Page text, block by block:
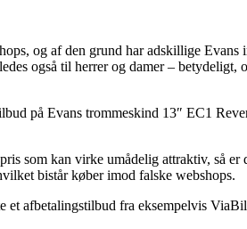
og af den grund har adskillige Evans
også til herrer og damer – betydeligt,
på Evans trommeskind 13″ EC1
som kan virke umådelig attraktiv, så er
bistår køber imod falske webshops.
et afbetalingstilbud fra eksempelvis